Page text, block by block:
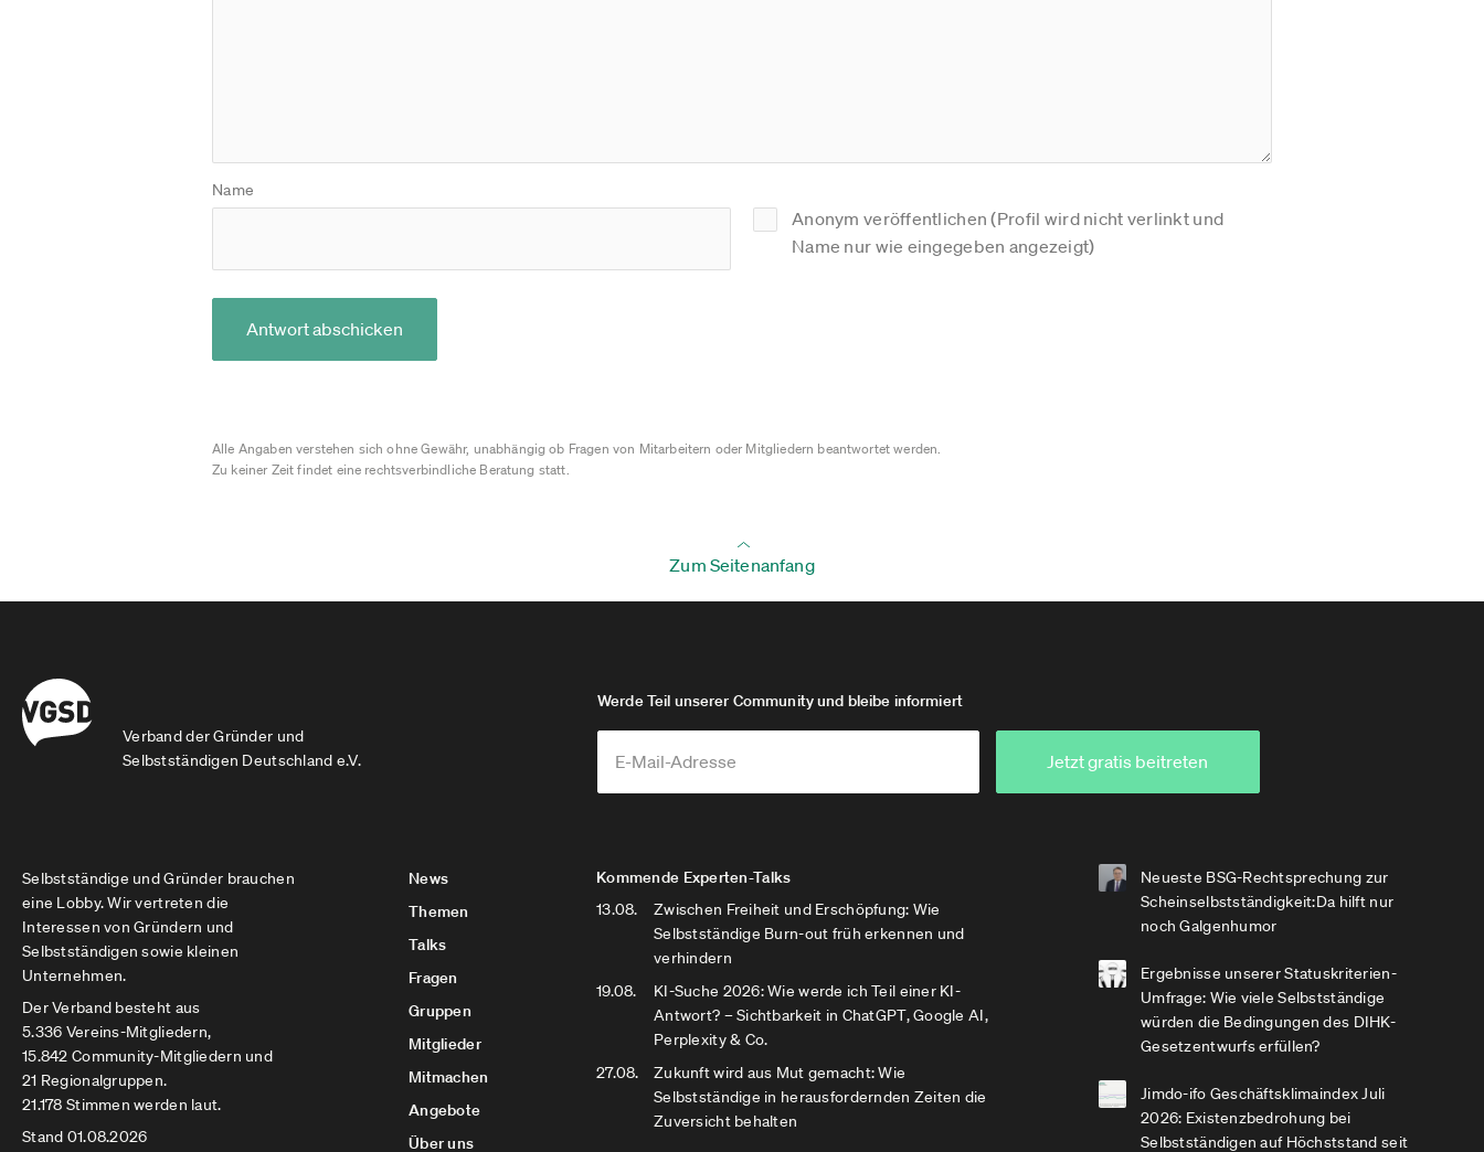
Name
Anonym veröffentlichen (Profil wird nicht verlinkt und
Name nur wie eingegeben angezeigt)
Antwort abschicken
Alle Angaben verstehen sich ohne Gewähr, unabhängig ob Fragen von Mitarbeitern oder Mitgliedern beantwortet werden.
Zu keiner Zeit findet eine rechtsverbindliche Beratung statt.
Zum Seitenanfang
Verband der Gründer und
Selbstständigen Deutschland e.V.
Werde Teil unserer Community und bleibe informiert
Jetzt gratis beitreten
Selbstständige und Gründer brauchen
eine Lobby. Wir vertreten die
Interessen von Gründern und
Selbstständigen sowie kleinen
Unternehmen.
Der Verband besteht aus
5.336 Vereins-Mitgliedern,
15.842 Community-Mitgliedern und
21 Regionalgruppen.
21.178 Stimmen werden laut.
Stand 01.08.2026
News
Themen
Talks
Fragen
Gruppen
Mitglieder
Mitmachen
Angebote
Über uns
Kommende Experten-Talks
13.08.
Zwischen Freiheit und Erschöpfung: Wie
Selbstständige Burn-out früh erkennen und
verhindern
19.08.
KI-Suche 2026: Wie werde ich Teil einer KI-
Antwort? – Sichtbarkeit in ChatGPT, Google AI,
Perplexity & Co.
27.08.
Zukunft wird aus Mut gemacht: Wie
Selbstständige in herausfordernden Zeiten die
Zuversicht behalten
Neueste BSG-Rechtsprechung zur
Scheinselbstständigkeit:Da hilft nur
noch Galgenhumor
Ergebnisse unserer Statuskriterien-
Umfrage: Wie viele Selbstständige
würden die Bedingungen des DIHK-
Gesetzentwurfs erfüllen?
Jimdo-ifo Geschäftsklimaindex Juli
2026: Existenzbedrohung bei
Selbstständigen auf Höchststand seit